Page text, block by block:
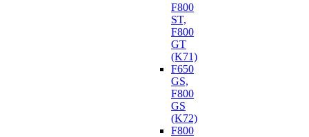
F800
ST,
F800
GT
(K71)
F650
GS,
F800
GS
(K72)
F800